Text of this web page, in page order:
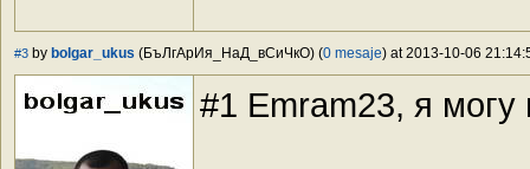
#3 by bolgar_ukus (БъЛгАрИя_НаД_вСиЧкО) (0 mesaje) at 2013-10-06
#1 Emram23, я